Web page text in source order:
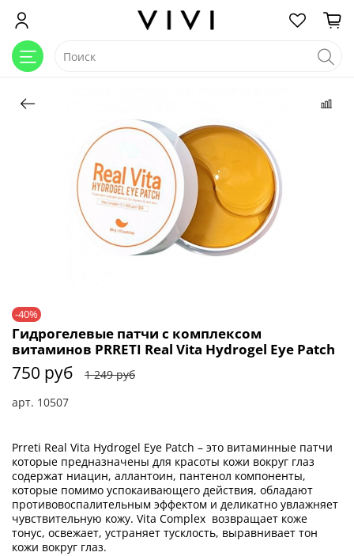
-40%
арт. 10507
Гидрогелевые патчи с комплексом
витаминов PRRETI Real Vita Hydrogel Eye Patch
750 руб 1 249 руб
Prreti Real Vita Hydrogel Eye Patch – это витаминные патчи
которые предназначены для красоты кожи вокруг глаз
содержат ниацин, аллантоин, пантенол компоненты,
которые помимо успокаивающего действия, обладают
противовоспалительным эффектом и деликатно увлажняет
чувствительную кожу. Vita Complex возвращает коже
тонус, освежает, устраняет тусклость, выравнивает тон
кожи вокруг глаз.